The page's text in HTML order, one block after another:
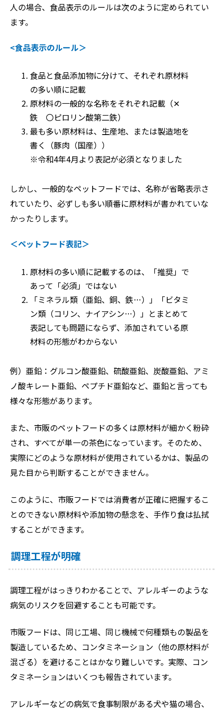
人の場合、食品表示のルールは次のように定められてい
ます。
<食品表示のルール＞
食品と食品添加物に分けて、それぞれ原材料
の多い順に記載
原材料の一般的な名称をそれぞれ記載（✕
鉄 〇ピロリン酸第二鉄）
最も多い原材料は、生産地、または製造地を
書く（豚肉（国産））
※令和4年4月より表記が必須となりました
しかし、一般的なペットフードでは、名称が省略表示さ
れていたり、必ずしも多い順番に原材料が書かれていな
かったりします。
＜ペットフード表記＞
原材料の多い順に記載するのは、「推奨」で
あって「必須」ではない
「ミネラル類（亜鉛、銅、鉄…）」「ビタミ
ン類（コリン、ナイアシン…）」とまとめて
表記しても問題にならず、添加されている原
材料の形態がわからない
例）亜鉛：グルコン酸亜鉛、硫酸亜鉛、炭酸亜鉛、アミ
ノ酸キレート亜鉛、ペプチド亜鉛など、亜鉛と言っても
様々な形態があります。
また、市販のペットフードの多くは原材料が細かく粉砕
され、すべてが単一の茶色になっています。そのため、
実際にどのような原材料が使用されているかは、製品の
見た目から判断することができません。
このように、市販フードでは消費者が正確に把握するこ
とのできない原材料や添加物の懸念を、手作り食は払拭
することができます。
調理工程が明確
調理工程がはっきりわかることで、アレルギーのような
病気のリスクを回避することも可能です。
市販フードは、同じ工場、同じ機械で何種類もの製品を
製造しているため、コンタミネーション（他の原材料が
混ざる）を避けることはかなり難しいです。実際、コン
タミネーションはいくつも報告されています。
アレルギーなどの病気で食事制限がある犬や猫の場合、